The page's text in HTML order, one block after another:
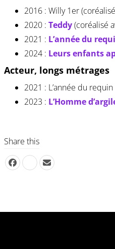
2016 : Willy 1er
2020 : Teddy(coréalisé
2021 : L’année du
2024 : Leurs enfants
Acteur, longs métrages
2021 : L’année du
2023 : L’Homme
Share this